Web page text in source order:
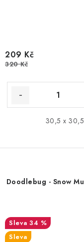
209 Kč
320 Kč
30,5 x 30,5
Doodlebug - Snow
34 %
Sleva